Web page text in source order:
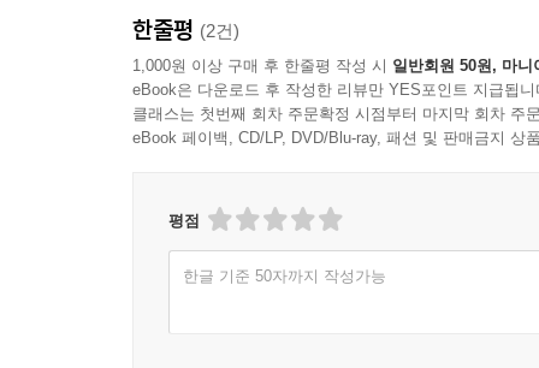
등장한다. 레너드와 티격태격 현실 절친미를 보
다아라 등 권마다 새롭게 등장하는 캐릭터들과의
· 미스터리 퀴즈와 부록으로 더욱 특별해진 이야기!
만끽할 수 있다.
초판 한정 부록으로 어디에서도 만날 수 없었던
오려 붙여 보자. 책, 또는 다이어리를 꾸미며 세상
한줄평 (2건)
1,000원 이상 구매 후 한줄평 작성 시 일반회원 50원, 마니
eBook은 다운로드 후 작성한 리뷰만 YES포인트 지급됩니
클래스는 첫번째 회차 주문확정 시점부터 마지막 회차 주
eBook 페이백, CD/LP, DVD/Blu-ray, 패션 및 판매금지 상
평점
한글 기준 50자까지 작성가능